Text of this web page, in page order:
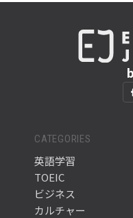
CATEGORIES
英語学習
TOEIC
ビジネス
カルチャー